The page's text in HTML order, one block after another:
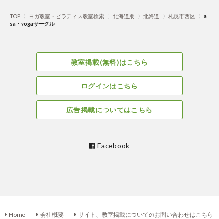
TOP 〉 ヨガ教室・ピラティス教室検索 〉 北海道版 〉 北海道 〉 札幌市西区 〉 a
sa・yogaサークル
教室掲載(無料)はこちら
ログインはこちら
広告掲載についてはこちら
Facebook
Home 会社概要 サイト、教室掲載についてのお問い合わせはこちら